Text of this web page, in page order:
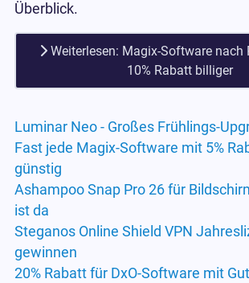
Überblick.
Weiterlesen: Magix-Software nach
10% Rabatt billiger
Luminar Neo - Großes Frühlings-
Fast jede Magix-Software mit 5%
günstig
Ashampoo Snap Pro 26 für
ist da
Steganos Online Shield VPN
gewinnen
20% Rabatt für DxO-Software mit